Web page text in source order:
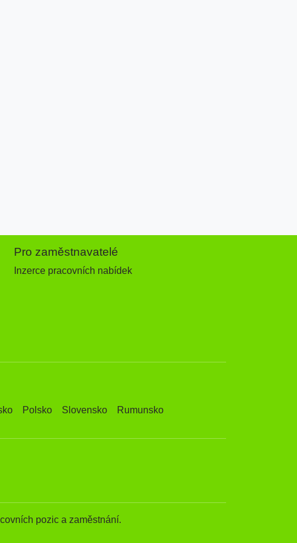
Pro zaměstnavatelé
Inzerce pracovních nabídek
Polsko Slovensko Rumunsko
pozic a zaměstnání.